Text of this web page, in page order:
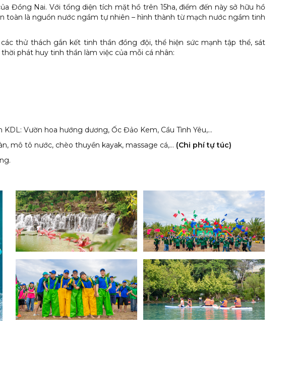
Đồng Nai. Với tổng diện tích mặt hồ trên 15ha, điểm đến này sở hữu hồ
là nguồn nước ngầm tự nhiên – hình thành từ mạch nước ngầm tinh
thử thách gắn kết tinh thần đồng đội, thể hiện sức mạnh tập thể, sát
phát huy tinh thần làm việc của mỗi cá nhân:
Vườn hoa hướng dương, Ốc Đảo Kem, Cầu Tình Yêu,...
mô tô nước, chèo thuyền kayak, massage cá,… (Chi phí tự túc)